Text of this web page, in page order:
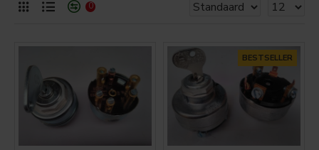
0
BESTSELLER